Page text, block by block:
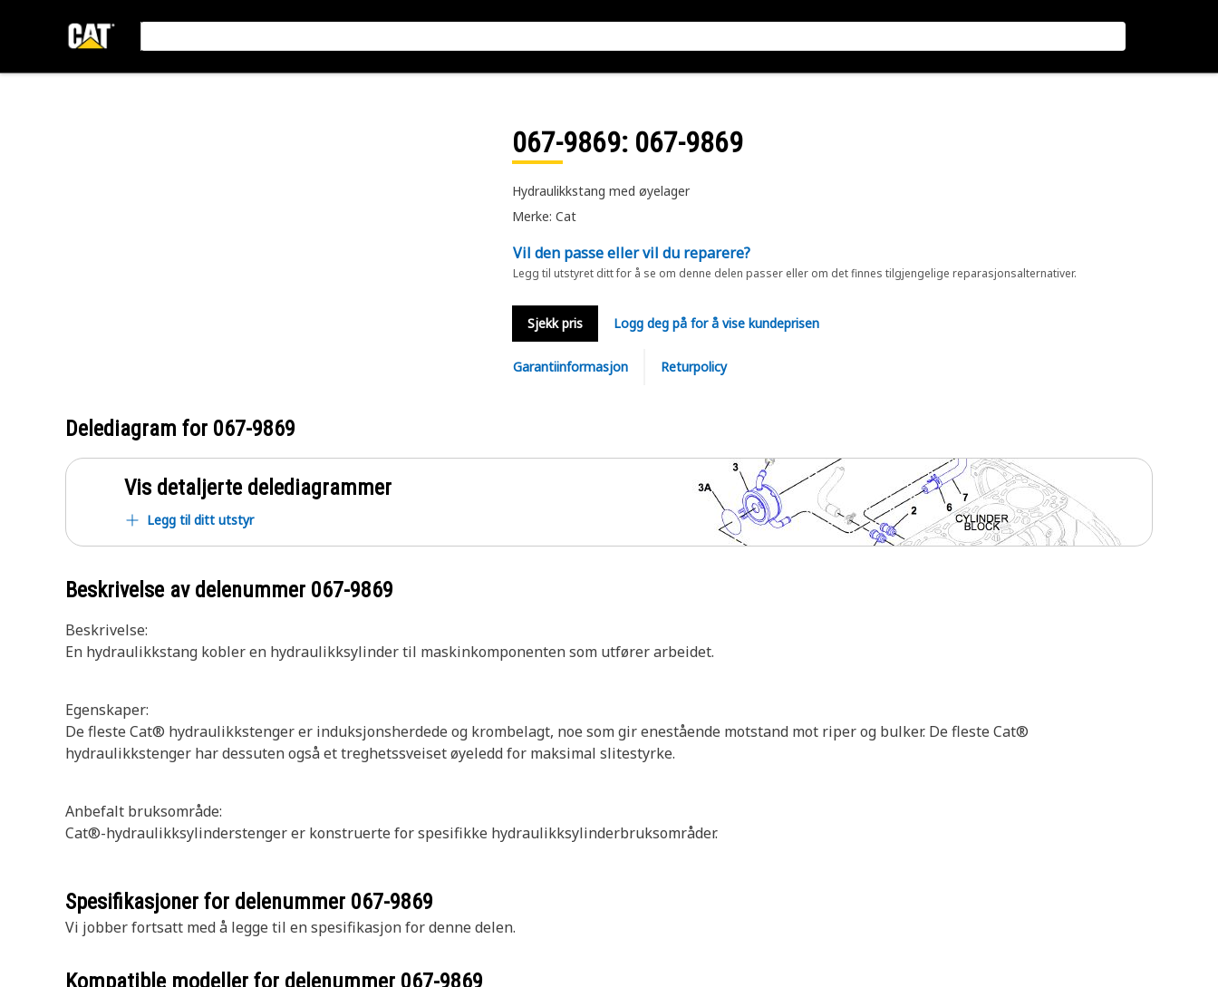
067-9869: 067-9869
Hydraulikkstang med øyelager
Merke: Cat
Vil den passe eller vil du reparere?
Legg til utstyret ditt for å se om denne delen passer eller om det finnes tilgjengelige reparasjonsalternativer.
Sjekk pris Logg deg på for å vise kundeprisen
Garantiinformasjon Returpolicy
Delediagram for 067-9869
Vis detaljerte delediagrammer
Legg til ditt utstyr
Beskrivelse av delenummer 067-9869
Beskrivelse:
En hydraulikkstang kobler en hydraulikksylinder til maskinkomponenten som utfører arbeidet.
Egenskaper:
De fleste Cat® hydraulikkstenger er induksjonsherdede og krombelagt, noe som gir enestående motstand mot riper og bulker. De fleste Cat®
hydraulikkstenger har dessuten også et treghetssveiset øyeledd for maksimal slitestyrke.
Anbefalt bruksområde:
Cat®-hydraulikksylinderstenger er konstruerte for spesifikke hydraulikksylinderbruksområder.
Spesifikasjoner for delenummer 067-9869
Vi jobber fortsatt med å legge til en spesifikasjon for denne delen.
Kompatible modeller for delenummer 067-9869